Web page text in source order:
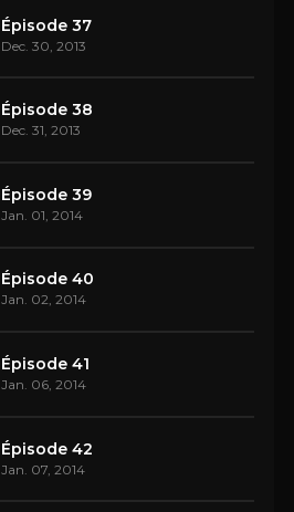
Épisode 37
Dec. 30, 2013
Épisode 38
Dec. 31, 2013
Épisode 39
Jan. 01, 2014
Épisode 40
Jan. 02, 2014
Épisode 41
Jan. 06, 2014
Épisode 42
Jan. 07, 2014